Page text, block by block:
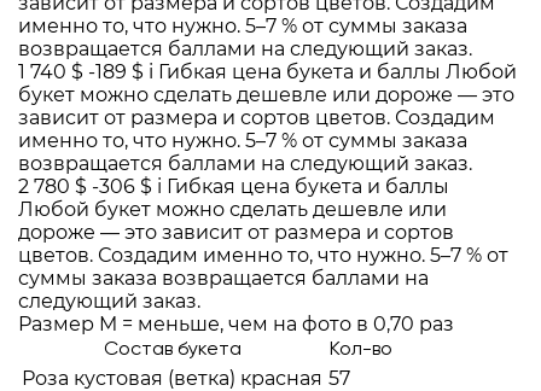
именно то, что нужно. 5–7 % от суммы заказа
возвращается баллами на следующий заказ.
1 740 $ -189 $ i Гибкая цена букета и баллы Любой
букет можно сделать дешевле или дороже — это
зависит от размера и сортов цветов. Создадим
именно то, что нужно. 5–7 % от суммы заказа
возвращается баллами на следующий заказ.
2 780 $ -306 $ i Гибкая цена букета и баллы
Любой букет можно сделать дешевле или
дороже — это зависит от размера и сортов
цветов. Создадим именно то, что нужно. 5–7 % от
суммы заказа возвращается баллами на
следующий заказ.
Размер M = меньше, чем на фото в 0,70 раз
Состав букета Кол-во
Роза кустовая (ветка) красная 57